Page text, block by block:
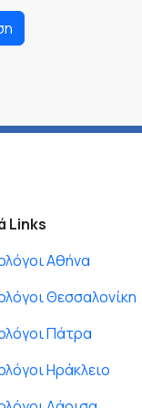
Links
Αθήνα
Θεσσαλονίκη
Πάτρα
Ηράκλειο